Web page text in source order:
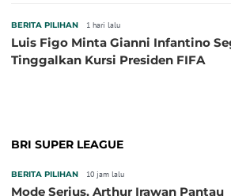
BERITA PILIHAN 1 hari lalu
Luis Figo Minta Gianni Infantino
Tinggalkan Kursi Presiden FIFA
BRI SUPER LEAGUE
BERITA PILIHAN 10 jam lalu
Mode Serius, Arthur Irawan Pantau